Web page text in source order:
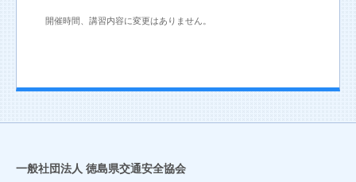
開催時間、講習内容に変更はありません。
一般社団法人 徳島県交通安全協会